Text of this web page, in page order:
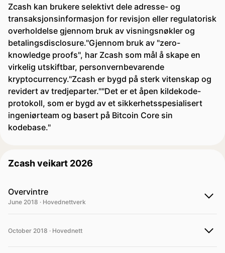
Zcash kan brukere selektivt dele adresse- og
transaksjonsinformasjon for revisjon eller regulatorisk
overholdelse gjennom bruk av visningsnøkler og
betalingsdisclosure."Gjennom bruk av "zero-
knowledge proofs", har Zcash som mål å skape en
virkelig utskiftbar, personvernbevarende
kryptocurrency."Zcash er bygd på sterk vitenskap og
revidert av tredjeparter.""Det er et åpen kildekode-
protokoll, som er bygd av et sikkerhetsspesialisert
ingeniørteam og basert på Bitcoin Core sin
kodebase."
Zcash veikart 2026
Overvintre
June 2018 · Hovednettverk
October 2018 · Hovednett